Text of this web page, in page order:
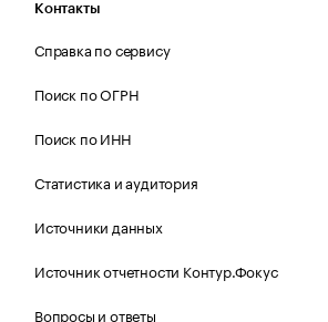
Контакты
Справка по сервису
Поиск по ОГРН
Поиск по ИНН
Статистика и аудитория
Источники данных
Источник отчетности Контур.Фокус
Вопросы и ответы